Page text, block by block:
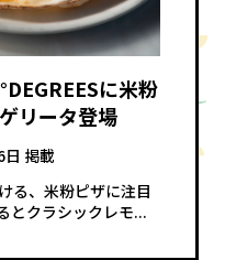
に米粉
リータ登場
掲載
る、米粉ピザに注目
とクラシックレモ...